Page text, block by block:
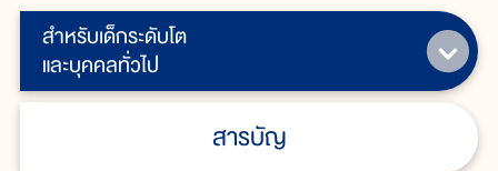
สำหรับเด็กระดับโต
และบุคคลทั่วไป
สารบัญ